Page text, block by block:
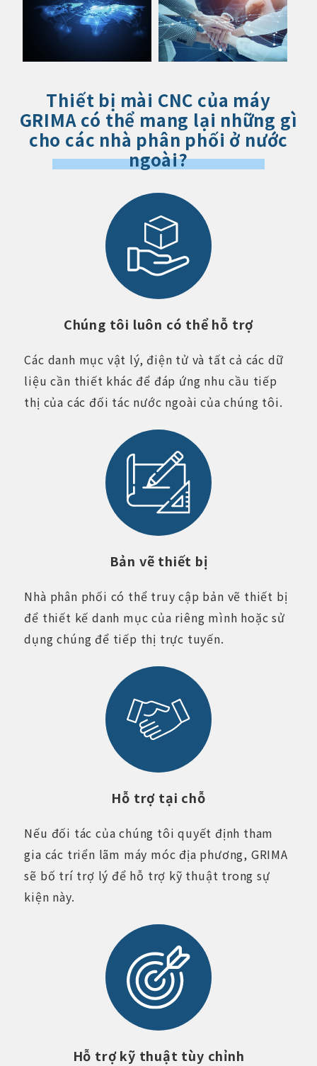
Thiết bị mài CNC của máy
GRIMA có thể mang lại những gì
cho các nhà phân phối ở nước
ngoài?
Chúng tôi luôn có thể hỗ trợ
Các danh mục vật lý, điện tử và tất cả các dữ
liệu cần thiết khác để đáp ứng nhu cầu tiếp
thị của các đối tác nước ngoài của chúng tôi.
Bản vẽ thiết bị
Nhà phân phối có thể truy cập bản vẽ thiết bị
để thiết kế danh mục của riêng mình hoặc sử
dụng chúng để tiếp thị trực tuyến.
Hỗ trợ tại chỗ
Nếu đối tác của chúng tôi quyết định tham
gia các triển lãm máy móc địa phương, GRIMA
sẽ bố trí trợ lý để hỗ trợ kỹ thuật trong sự
kiện này.
Hỗ trợ kỹ thuật tùy chỉnh